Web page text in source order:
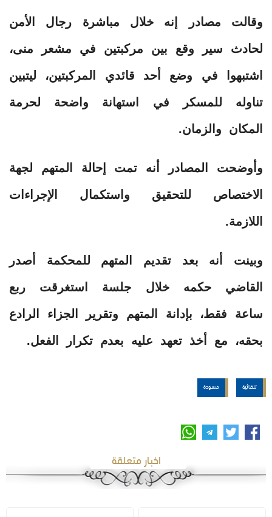
وقالت مصادر إنه خلال مباشرة رجال الأمن
لحادث سير وقع بين مركبتين في مشعر منى،
اشتبهوا في وضع أحد قائدي المركبتين، ليتبين
تناوله للمسكر في استهانة واضحة لحرمة
المكان والزمان.
وأوضحت المصادر أنه تمت إحالة المتهم لجهة
الاختصاص للتحقيق واستكمال الإجراءات
اللازمة.
وبينت أنه بعد تقديم المتهم للمحكمة أصدر
القاضي حكمه خلال جلسة استغرقت ربع
ساعة فقط، بإدانة المتهم وتقرير الجزاء الرادع
بحقه، مع أخذ تعهد عليه بعدم تكرار الفعل.
تلقائية مسودة
اخبار متعلقة